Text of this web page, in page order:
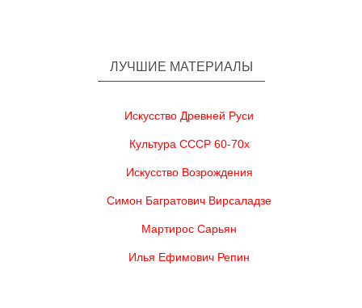
ЛУЧШИЕ МАТЕРИАЛЫ
Искусство Древней Руси
Культура СССР 60-70х
Искусство Возрождения
Симон Багратович Вирсаладзе
Мартирос Сарьян
Илья Ефимович Репин